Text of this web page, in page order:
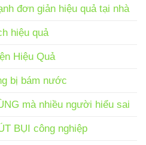
đơn giản hiệu quả tại nhà
hiệu quả
Hiệu Quả
bị bám nước
mà nhiều người hiểu sai
BỤI công nghiệp